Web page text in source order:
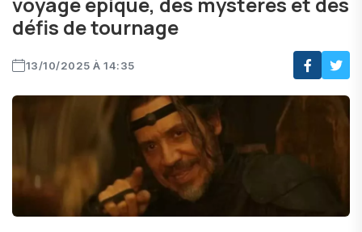
défis de tournage
13/10/2025 À 14:35